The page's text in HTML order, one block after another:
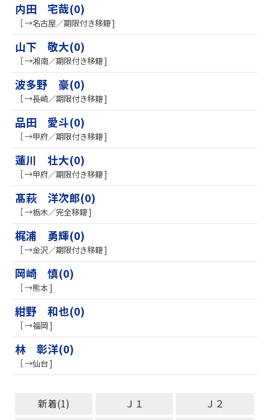
内田 宅哉(0)
［ →名古屋／期限付き移籍 ]
山下 敬大(0)
［ →湘南／期限付き移籍 ]
波多野 豪(0)
［ →長崎／期限付き移籍 ]
品田 愛斗(0)
［ →甲府／期限付き移籍 ]
蓮川 壮大(0)
［ →甲府／期限付き移籍 ]
髙萩 洋次郎(0)
［ →栃木／完全移籍 ]
梶浦 勇輝(0)
［ →金沢／期限付き移籍 ]
岡崎 慎(0)
［ →熊本 ]
紺野 和也(0)
［ →福岡 ]
林 彰洋(0)
［ →仙台 ]
新着(1) Ｊ１
Ｊ２